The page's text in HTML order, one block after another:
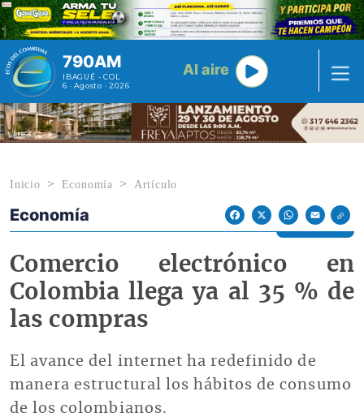
Pasar al contenido principal
790AM
IBAGUÉ - COL
6 · Agosto · 2026
Al aire
Inicio Economía Artículo
Econoticias y Eventos
Economía
FacebookX WhatsAppEmail
Comercio electrónico en
Colombia llega ya al 35 % de
las compras
El avance del internet ha redefinido de
manera estructural los hábitos de consumo
de los colombianos.